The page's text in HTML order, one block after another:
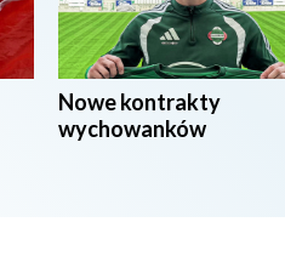
Nowe kontrakty
wychowanków